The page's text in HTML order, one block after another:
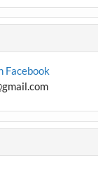
Facebook